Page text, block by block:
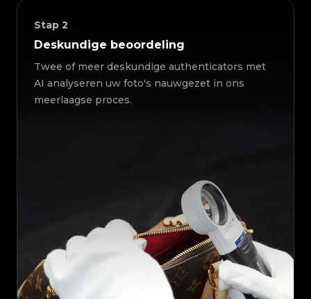
Stap 2
Deskundige beoordeling
Twee of meer deskundige authenticators met
AI analyseren uw foto's nauwgezet in ons
meerlaagse proces.